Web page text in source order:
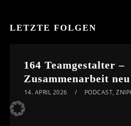
LETZTE FOLGEN
164 Teamgestalter –
Zusammenarbeit
14. APRIL 2026 PODCAST,